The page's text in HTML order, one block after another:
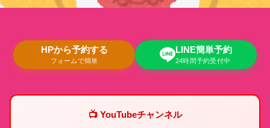
HPから予約する
フォームで簡単
LINE簡単予約
24時間予約受付中
📺 YouTubeチャンネル